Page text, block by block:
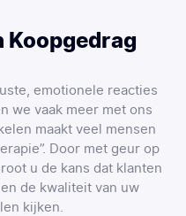
Koopgedrag
emotionele reacties
we vaak meer met ons
maakt veel mensen
Door met geur op
u de kans dat klanten
de kwaliteit van uw
kijken.